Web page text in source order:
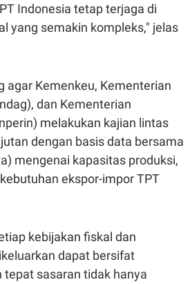
Indonesia tetap terjaga di
yang semakin kompleks," jelas
agar Kemenkeu, Kementerian
dan Kementerian
melakukan kajian lintas
dengan basis data bersama
mengenai kapasitas produksi,
ekspor-impor TPT
kebijakan fiskal dan
dapat bersifat
tepat sasaran tidak hanya